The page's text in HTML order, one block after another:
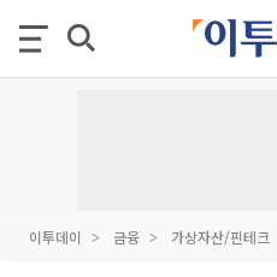
이투데이 금융 가상자산/핀테크